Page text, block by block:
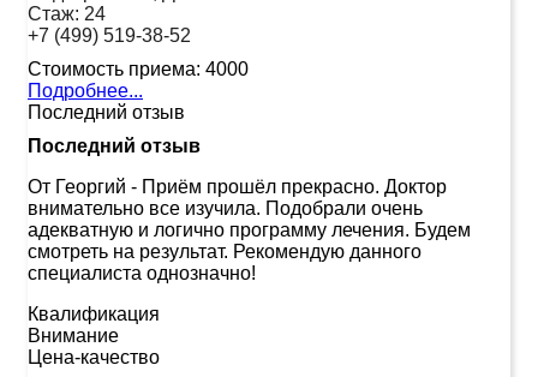
Стаж: 24
+7 (499) 519-38-52
Стоимость приема: 4000
Подробнее...
Последний отзыв
Последний отзыв
От Георгий - Приём прошёл прекрасно. Доктор
внимательно все изучила. Подобрали очень
адекватную и логично программу лечения. Будем
смотреть на результат. Рекомендую данного
специалиста однозначно!
Квалификация
Внимание
Цена-качество